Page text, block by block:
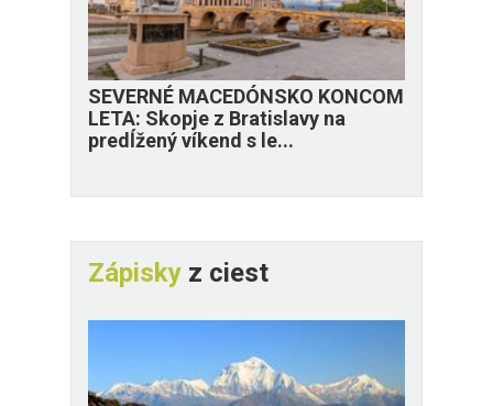
SEVERNÉ MACEDÓNSKO KONCOM
LETA: Skopje z Bratislavy na
predĺžený víkend s le...
Zápisky z ciest